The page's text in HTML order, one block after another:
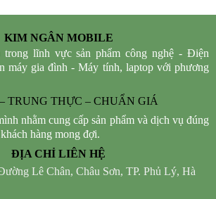
KIM NGÂN MOBILE
trong lĩnh vực sản phẩm công nghệ - Điện
máy gia đình - Máy tính, laptop với phương
TRUNG THỰC – CHUẨN GIÁ
nhằm cung cấp sản phẩm và dịch vụ đúng
hàng mong đợi.
ĐỊA CHỈ LIÊN HỆ
Lê Chân, Châu Sơn, TP. Phủ Lý, Hà